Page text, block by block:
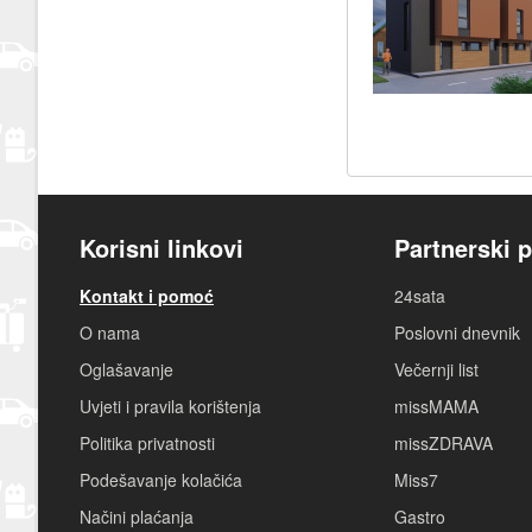
Korisni linkovi
Kontakt i pomoć
O nama
Oglašavanje
Uvjeti i pravila korištenja
Politika privatnosti
Podešavanje kolačića
Načini plaćanja
Partnerski
24sata
Poslovni dnevnik
Večernji list
missMAMA
missZDRAVA
Miss7
Gastro